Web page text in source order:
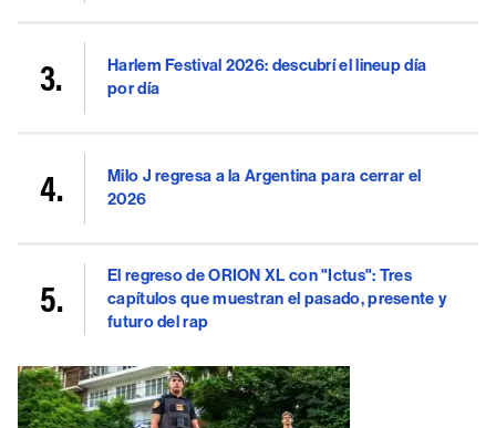
Harlem Festival 2026: descubrí el lineup día
por día
Milo J regresa a la Argentina para cerrar el
2026
El regreso de ORION XL con "Ictus": Tres
capítulos que muestran el pasado, presente y
futuro del rap